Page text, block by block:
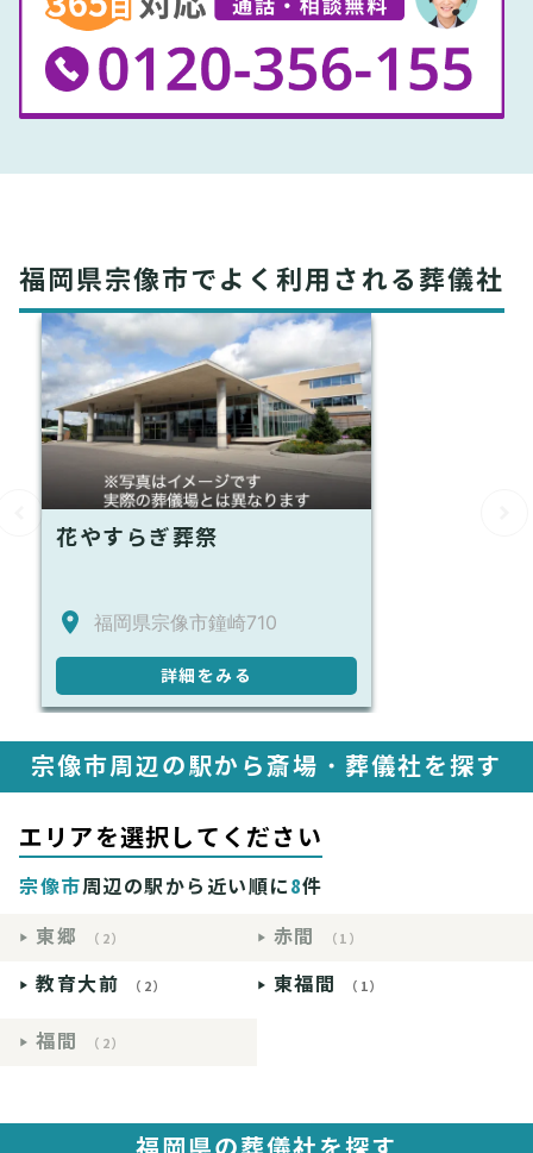
福岡県宗像市でよく利用される葬儀社
花やすらぎ葬祭
福岡県宗像市鐘崎710
詳細をみる
宗像市周辺の駅から斎場・葬儀社を探す
エリアを選択してください
宗像市周辺の駅から近い順に8件
東郷
（2） 赤間 （1）
教育大前 （2） 東福間 （1）
福間 （2）